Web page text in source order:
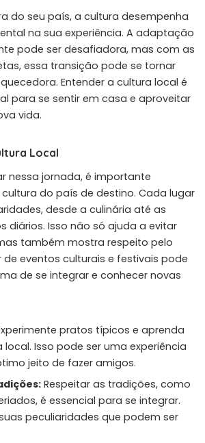
do seu país, a cultura desempenha
na sua experiência. A adaptação
pode ser desafiadora, mas com as
essa transição pode se tornar
Entender a cultura local é
para se sentir em casa e aproveitar
vida.
Local
nessa jornada, é importante
do país de destino. Cada lugar
desde a culinária até as
diários. Isso não só ajuda a evitar
também mostra respeito pelo
de eventos culturais e festivais pode
de se integrar e conhecer novas
pratos típicos e aprenda
local. Isso pode ser uma experiência
jeito de fazer amigos.
Respeitar as tradições, como
é essencial para se integrar.
peculiaridades que podem ser